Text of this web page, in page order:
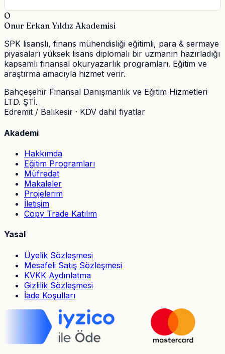
O
Onur Erkan Yıldız Akademisi
SPK lisanslı, finans mühendisliği eğitimli, para & sermaye
piyasaları yüksek lisans diplomalı bir uzmanın hazırladığı
kapsamlı finansal okuryazarlık programları. Eğitim ve
araştırma amacıyla hizmet verir.
Bahçeşehir Finansal Danışmanlık ve Eğitim Hizmetleri
LTD. ŞTİ.
Edremit / Balıkesir · KDV dahil fiyatlar
Akademi
Hakkımda
Eğitim Programları
Müfredat
Makaleler
Projelerim
İletişim
Copy Trade Katılım
Yasal
Üyelik Sözleşmesi
Mesafeli Satış Sözleşmesi
KVKK Aydınlatma
Gizlilik Sözleşmesi
İade Koşulları